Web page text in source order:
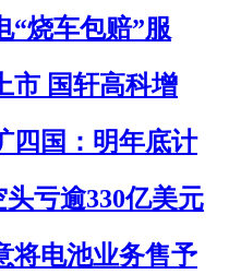
“烧车包赔”服
市 国轩高科增
四国：明年底计
亏逾330亿美元
将电池业务售予